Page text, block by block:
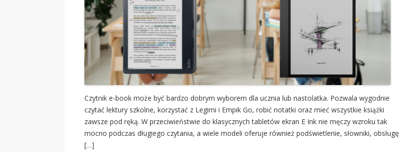
Czytnik e-book może być bardzo dobrym wyborem dla ucznia lub nastolatka. Pozwala wygodnie
czytać lektury szkolne, korzystać z Legimi i Empik Go, robić notatki oraz mieć wszystkie książki
zawsze pod ręką. W przeciwieństwie do klasycznych tabletów ekran E Ink nie męczy wzroku tak
mocno podczas długiego czytania, a wiele modeli oferuje również podświetlenie, słowniki, obsługę
[…]